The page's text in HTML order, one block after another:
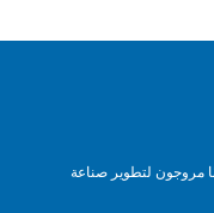
مروجون لتطوير صناعة